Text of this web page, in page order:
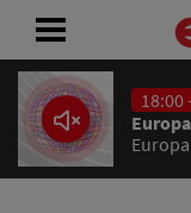
18:00
ACASĂ
ȘTIRI